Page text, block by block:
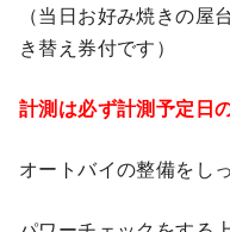
（当日お好み焼きの屋
き替え券付です）
計測は必ず計測予定日
オートバイの整備をし